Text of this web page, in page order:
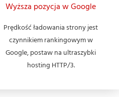
Wyższa pozycja w Google
Prędkość ładowania strony jest
czynnikiem rankingowym w
Google, postaw na ultraszybki
hosting HTTP/3.